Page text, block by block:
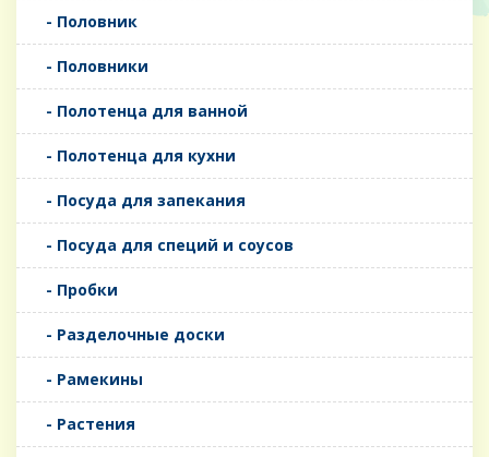
- Половник
- Половники
- Полотенца для ванной
- Полотенца для кухни
- Посуда для запекания
- Посуда для специй и соусов
- Пробки
- Разделочные доски
- Рамекины
- Растения